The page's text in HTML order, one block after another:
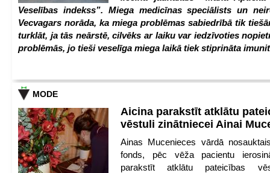
Veselības indekss”. Miega medicīnas speciālists un
Vecvagars norāda, ka miega problēmas sabiedrībā tik
turklāt, ja tās neārstē, cilvēks ar laiku var iedzīvoties
problēmās, jo tieši veselīga miega laikā tiek stiprināta
MODE
Aicina parakstīt atklātu
vēstuli zinātniecei Ainai
Ainas Mucenieces vārdā
fonds, pēc vēža pacientu
parakstīt atklātu pateicības